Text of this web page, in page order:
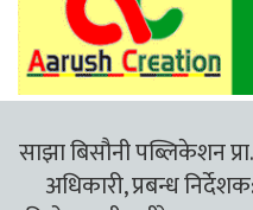
साझा बिसौनी पब्लिकेशन
अधिकारी, प्रबन्ध